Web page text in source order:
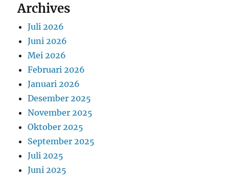
Archives
Juli 2026
Juni 2026
Mei 2026
Februari 2026
Januari 2026
Desember 2025
November 2025
Oktober 2025
September 2025
Juli 2025
Juni 2025